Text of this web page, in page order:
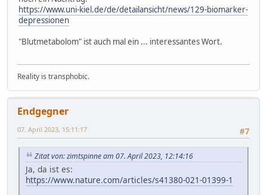
https://www.uni-kiel.de/de/detailansicht/news/129-biomarker-
depressionen
"Blutmetabolom" ist auch mal ein ... interessantes Wort.
Reality is transphobic.
Endgegner
#7
07. April 2023, 15:11:17
Zitat von: zimtspinne am 07. April 2023, 12:14:16
Ja, da ist es:
https://www.nature.com/articles/s41380-021-01399-1